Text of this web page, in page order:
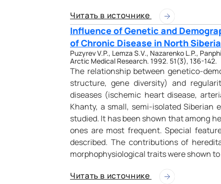
Читать в источнике
Influence of Genetic and
of Chronic Disease in North
Puzyrev V.P., Lemza S.V., Nazarenko L.P.,
Arctic Medical Research. 1992. 51(3), 136-142.
The relationship between genetico-
structure, gene diversity) and
diseases (ischemic heart disease,
Khanty, a small, semi-isolated
studied. It has been shown that among
ones are most frequent. Special
described. The contributions of
morphophysiological traits were shown
Читать в источнике